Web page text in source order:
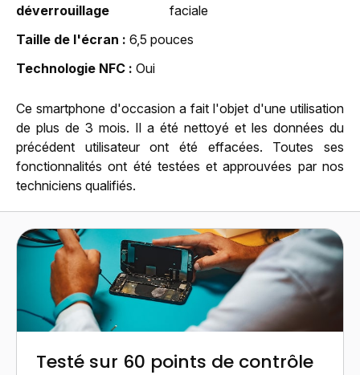
déverrouillage
faciale
Taille de l'écran
6,5 pouces
Technologie NFC
Oui
Ce smartphone d'occasion a fait l'objet d'une utilisation
de plus de 3 mois. Il a été nettoyé et les données du
précédent utilisateur ont été effacées. Toutes ses
fonctionnalités ont été testées et approuvées par nos
techniciens qualifiés.
Testé sur 60 points de contrôle